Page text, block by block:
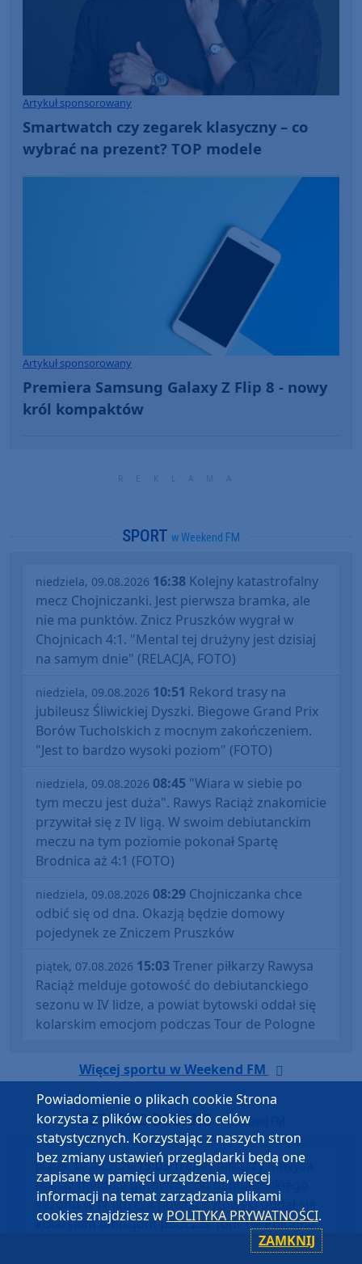
Artykuł sponsorowany
Smartwatch czy zegarek klasyczny – co
wybrać na prezent? TOP modele
Artykuł sponsorowany
Premiera Samsung Galaxy Z Flip 8 - nowy
król kompaktów
SPORT w Weekend FM
niedziela, 09.08.2026 16:38 Kolejny katastrofalny
mecz Chojniczanki. Jest pierwsza bramka, ale
nie ma punktów. Znicz Pruszków wygrał w
Chojnicach 4:1. "Mental tej drużyny jest dzisiaj
na samym dnie" (RELACJA, FOTO)
niedziela, 09.08.2026 10:51 Rekord trasy na
jubileusz Śliwickiej Dyszki. Biegowe Grand Prix
Borów Tucholskich z mocnym zakończeniem.
"Jest to bardzo wysoki poziom" (FOTO)
niedziela, 09.08.2026 08:45 "Wiara w siebie po
tym meczu jest duża". Rawys Raciąż znakomicie
przywitał się z IV ligą. W swoim debiutanckim
meczu na tym poziomie pokonał Spartę
Brodnica aż 4:1 (FOTO)
niedziela, 09.08.2026 08:29 Chojniczanka chce
odbić się od dna. Okazją będzie domowy
pojedynek ze Zniczem Pruszków
piątek, 07.08.2026 15:03Trener piłkarzy Rawysa
Raciąż melduje gotowość do debiutanckiego
sezonu w IV lidze, a powiat bytowski oddał się
kolarskim emocjom podczas Tour de Pologne
Więcej sportu w Weekend FM
OSTATNIO DODANOw Weekend FM
piątek, 07.08.2026 15:03Trener piłkarzy Rawysa
Raciąż melduje gotowość do debiutanckiego
sezonu w IV lidze, a powiat bytowski oddał się
kolarskim emocjom podczas Tour de Pologne
"Nic więcej nie mógłbym
Powiadomienie o plikach cookie Strona
korzysta z plików cookies do celów
statystycznych. Korzystając z naszych stron
bez zmiany ustawień przeglądarki będą one
zapisane w pamięci urządzenia, więcej
informacji na temat zarządzania plikami
cookies znajdziesz w POLITYKA PRYWATNOŚCI.
ZAMKNIJ